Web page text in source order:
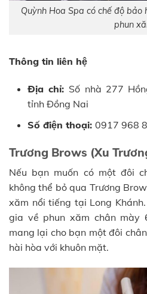
Quỳnh Hoa Spa có chế độ bảo
phun
Thông tin liên hệ
Địa chỉ: Số nhà 277
tỉnh Đồng Nai
Số điện thoại: 0917 968
Trương Brows (Xu
Nếu bạn muốn có một đôi
không thể bỏ qua Trương
xăm nổi tiếng tại Long
gia về phun xăm chân mày
mang lại cho bạn một đôi
hài hòa với khuôn mặt.